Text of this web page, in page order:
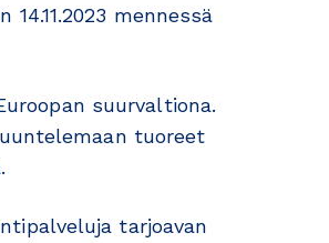
mennessä
suurvaltiona.
tuoreet
tarjoavan